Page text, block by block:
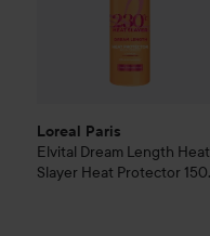
Loreal Paris
Elvital Dream Length Heat
Slayer Heat Protector 150